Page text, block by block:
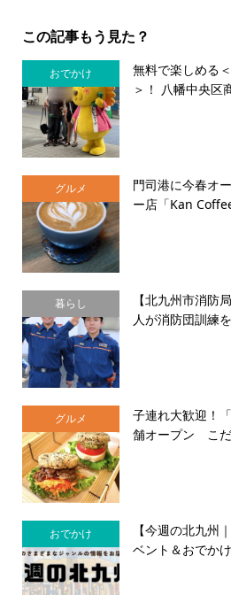
この記事もう見た？
おでかけ
無料で楽しめる
＞！ 八幡中央区
グルメ
門司港に今春オ
ー店「Kan
暮らし
【北九州市消防
人が消防団訓練
グルメ
子連れ大歓迎！
舗オープン こ
おでかけ
【今週の北九州
ベント＆おでか